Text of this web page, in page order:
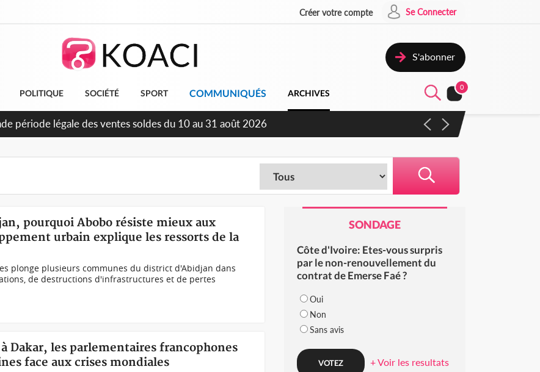
Créer votre compte Se Connecter
S'abonner
POLITIQUE SOCIÉTÉ SPORT COMMUNIQUÉS ARCHIVES
0
d'Indépendance, Affi au Chef de l'Etat : « Le moment est venu de poser des actes
pourquoi Abobo résiste mieux aux
urbain explique les ressorts de la
plonge plusieurs communes du district d'Abidjan dans
de destructions d'infrastructures et de pertes
Dakar, les parlementaires francophones
face aux crises mondiales
SONDAGE
Côte d'Ivoire: Etes-vous surpris
par le non-renouvellement du
contrat de Emerse Faé ?
Oui
Non
Sans avis
+ Voir les resultats